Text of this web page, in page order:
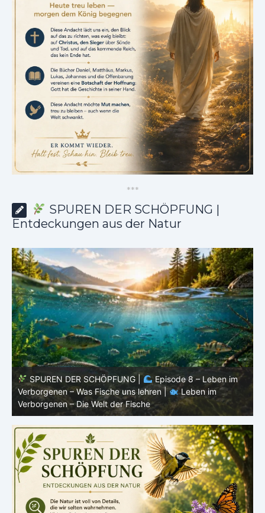
***
SPUREN DER SCHÖPFUNG |
Entdeckungen aus der Natur
SPUREN DER SCHÖPFUNG |
Episode 7: Leben im
Verborgenen – Warum Fische Fische bleiben |
Leben im
Verborgenen – Die Welt der Fische